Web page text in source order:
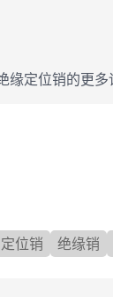
定位销的更多
位销 绝缘销